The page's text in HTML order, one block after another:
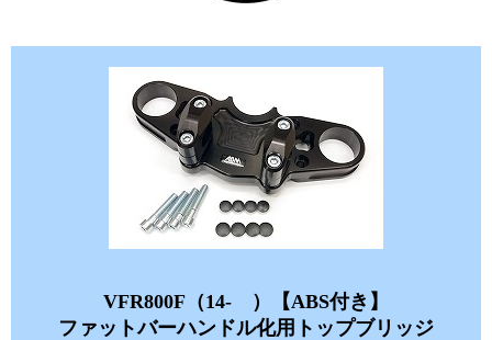
VFR800F（14- ）【ABS付き】
ファットバーハンドル化用トップブリッジ